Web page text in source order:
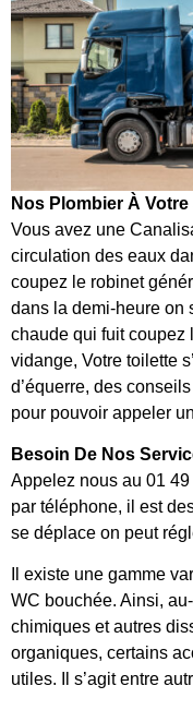
Nos Plombier À
Vous avez une
circulation des eaux
coupez le robinet
dans la demi-heure on
chaude qui fuit coupez
vidange, Votre toilette
d’équerre, des
pour pouvoir appeler
Besoin De Nos
Appelez nous au 01
par téléphone, il est
se déplace on peut
Il existe une gamme
WC bouchée. Ainsi,
chimiques et autres
organiques, certains
utiles. Il s’agit entre